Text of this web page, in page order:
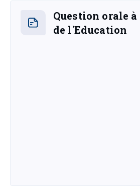
Question orale
de l'Education